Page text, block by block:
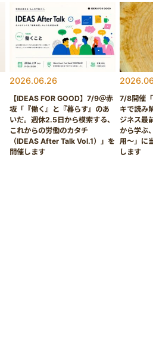
2026.06.26
【IDEAS FOR GOOD】7/9＠赤
坂「『働く』と『暮らす』のあ
いだ。週休2.5日から模索する、
これからの労働のカタチ
（IDEAS After Talk Vol.1）」を
開催します
7/8開催
キで読み
ジネス最
から学ぶ
用〜」に
します